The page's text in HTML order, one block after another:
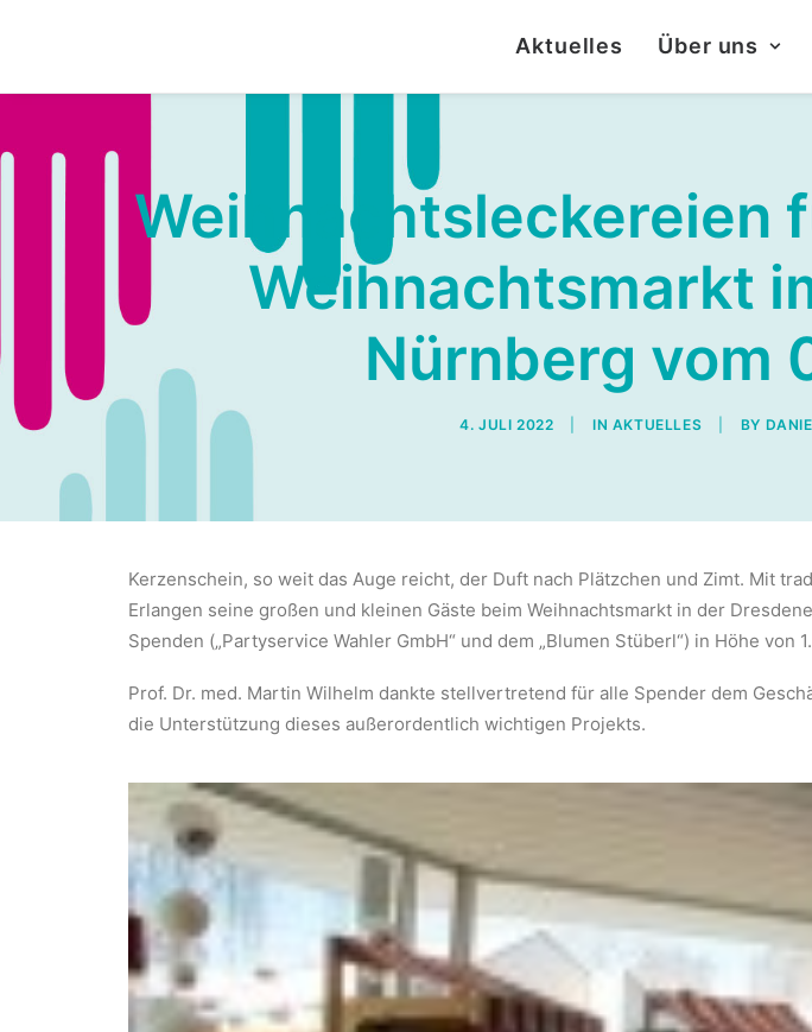
Aktuelles Über uns
Weihnachtsleckereien
Weihnachtsmarkt
Nürnberg vom
4. JULI 2022 IN AKTUELLES BY
Kerzenschein, so weit das Auge reicht, der Duft nach Plätzchen und Zimt. Mit
Erlangen seine großen und kleinen Gäste beim Weihnachtsmarkt in der
Spenden („Partyservice Wahler GmbH“ und dem „Blumen Stüberl“) in Höhe von
Prof. Dr. med. Martin Wilhelm dankte stellvertretend für alle Spender dem
die Unterstützung dieses außerordentlich wichtigen Projekts.